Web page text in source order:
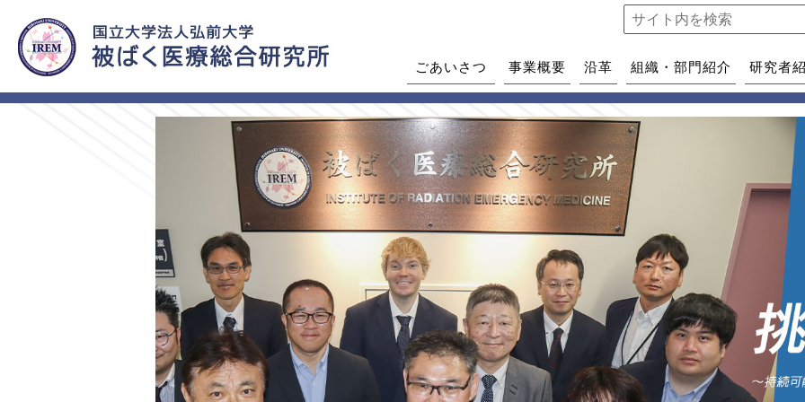
ごあいさつ 事業概要 沿革 組織・部門紹介 研究者